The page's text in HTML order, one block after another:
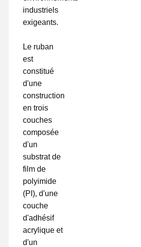
film de libération
Film d'unité centrale
Film acrylique
Tape perforée
Film protecteur bleu
Film de chauffage
Ruban adhésif industriel
industriels
exigeants.
Le ruban
est
constitué
d'une
construction
en trois
couches
composée
d'un
substrat de
film de
polyimide
(PI), d'une
couche
d'adhésif
acrylique et
d'un